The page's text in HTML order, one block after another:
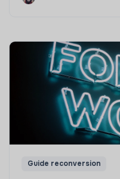
Guide reconversion